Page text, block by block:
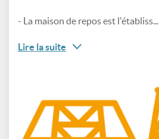
- La maison de repos est l'établiss...
Lire la suite